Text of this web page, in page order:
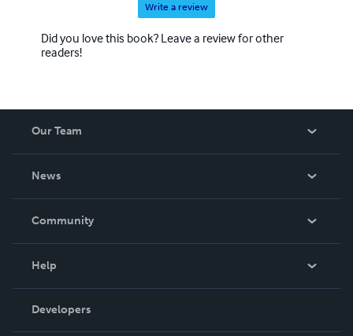
Write a review
Did you love this book? Leave a review for other
readers!
Our Team
News
In The News
Community
Podcast
Help
Order Lookup
Knowledge Base
Developers